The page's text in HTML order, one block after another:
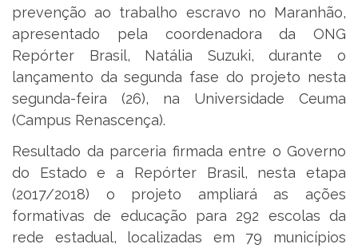
prevenção ao trabalho escravo no Maranhão,
apresentado pela coordenadora da ONG
Repórter Brasil, Natália Suzuki, durante o
lançamento da segunda fase do projeto nesta
segunda-feira (26), na Universidade Ceuma
(Campus Renascença).
Resultado da parceria firmada entre o Governo
do Estado e a Repórter Brasil, nesta etapa
(2017/2018) o projeto ampliará as ações
formativas de educação para 292 escolas da
rede estadual, localizadas em 79 municípios